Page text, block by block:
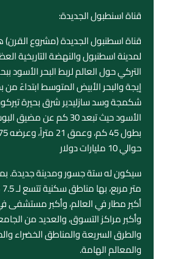
قناة اسنطبول الجديدة:
قناة اسطنبول الجديدة (مشروع القرن)
لمدينة اسطنبول والنهضة التاريخية
التركي حول العالم لربط البحر الأسود
إيجة والبحر الأبيض المتوسط ​​ابتداءً
شكمجة وسد سازليدير شرق بحيرة
الأسود حيث تبعد 30 كم عن
حوالي 10 مليارات دولار
أكبر مطار في العالم، وأكبر مستشفى في
وأكبر مراكز التسوق، والعديد من
والطرق السريعة والمناطق الخضراء
والمعالم الهامة.